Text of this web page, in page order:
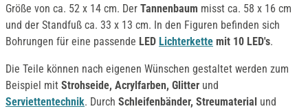
Größe von ca. 52 x 14 cm. Der Tannenbaum misst ca. 58 x 16 cm
und der Standfuß ca. 33 x 13 cm. In den Figuren befinden sich
Bohrungen für eine passende LED Lichterkette mit 10 LED's.
Die Teile können nach eigenen Wünschen gestaltet werden zum
Beispiel mit Strohseide, Acrylfarben, Glitter und
Serviettentechnik. Durch Schleifenbänder, Streumaterial und